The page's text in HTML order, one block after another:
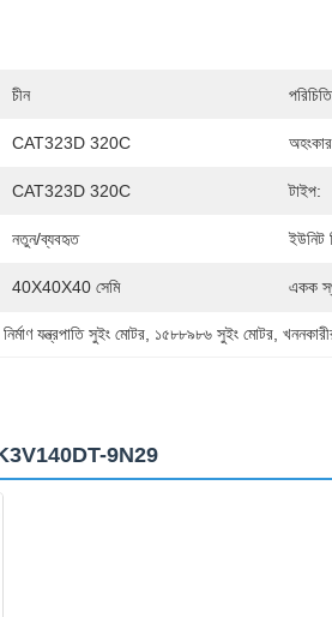
চীন
CAT323D 320C
CAT323D 320C টাইপ:
নতুন/ব্যবহৃত ইউনিট
40X40X40 সেমি একক
নির্মাণ যন্ত্রপাতি সুইং মোটর ১৫৮৮৯৮৬ সুইং মোটর ,
K3V140DT-9N29